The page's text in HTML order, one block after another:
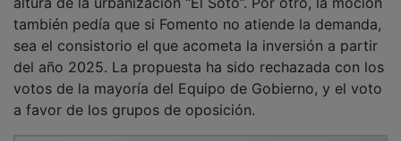
también pedía que si Fomento no atiende la demanda,
sea el consistorio el que acometa la inversión a partir
del año 2025. La propuesta ha sido rechazada con los
votos de la mayoría del Equipo de Gobierno, y el voto
a favor de los grupos de oposición.